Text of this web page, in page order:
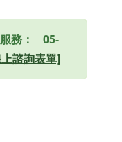
務：
05-
諮詢表單]